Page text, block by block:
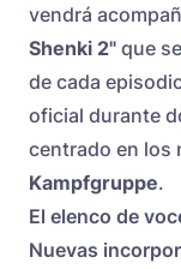
vendrá
Shenki 2" que
de cada
oficial durante
centrado en los
Kampfgruppe.
El elenco de
Nuevas